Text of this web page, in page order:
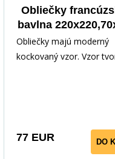
Obliečky
bavlna
Debie natur
Obliečky majú moderný
kockovaný vzor. Vzor
svetlom podklade. V
mriežky sú jemne
77 EUR DO